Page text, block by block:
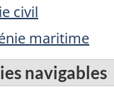
civil
maritime
navigables